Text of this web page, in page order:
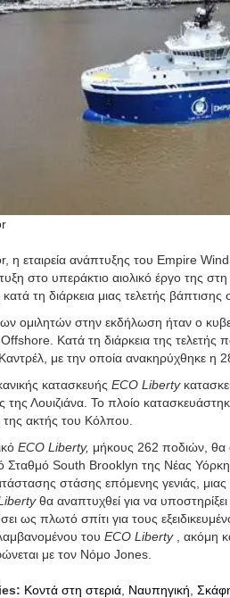
η εταιρεία ανάπτυξης του Empire
στο υπεράκτιο αιολικό έργο της
τη διάρκεια μιας τελετής
ομιλητών στην εκδήλωση ήταν ο
Κατά τη διάρκεια της
με την οποία ανακηρύχθηκε η
κατασκευής ECO Liberty
της Λουιζιάνα. Το πλοίο
της ακτής του Κόλπου.
ECO Liberty, μήκους 262 ποδιών, θα
Σταθμό South Brooklyn της Νέας
στάσης επόμενης γενιάς,
θα αναπτυχθεί για να
ως πλωτό σπίτι για τους
του ECO Liberty, ακόμη
με τον Νόμο Jones.
Κοντά στη στεριά Ναυπηγική